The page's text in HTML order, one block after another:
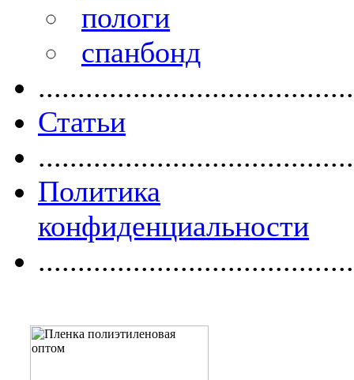
пологи
спанбонд
Статьи
Политика
конфиденциальности